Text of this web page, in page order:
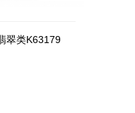
翠类K63179